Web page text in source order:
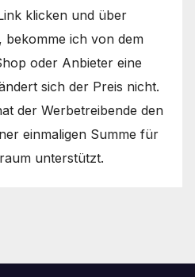
klicken und über
bekomme ich von dem
oder Anbieter eine
sich der Preis nicht.
der Werbetreibende den
einmaligen Summe für
unterstützt.